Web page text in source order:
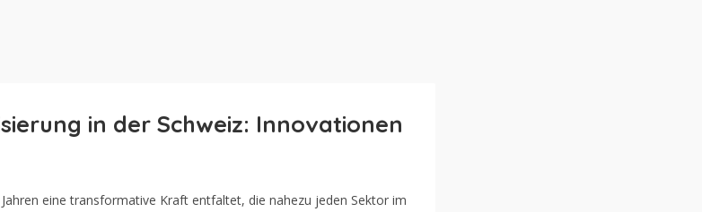
in der Schweiz: Innovationen
eine transformative Kraft entfaltet, die nahezu jeden Sektor im